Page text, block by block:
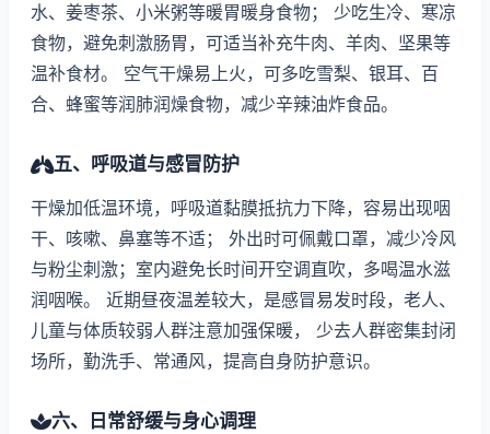
水、姜枣茶、小米粥等暖胃暖身食物； 少吃生冷、寒凉
食物，避免刺激肠胃，可适当补充牛肉、羊肉、坚果等
温补食材。 空气干燥易上火，可多吃雪梨、银耳、百
合、蜂蜜等润肺润燥食物，减少辛辣油炸食品。
五、呼吸道与感冒防护
干燥加低温环境，呼吸道黏膜抵抗力下降，容易出现咽
干、咳嗽、鼻塞等不适； 外出时可佩戴口罩，减少冷风
与粉尘刺激；室内避免长时间开空调直吹，多喝温水滋
润咽喉。 近期昼夜温差较大，是感冒易发时段，老人、
儿童与体质较弱人群注意加强保暖， 少去人群密集封闭
场所，勤洗手、常通风，提高自身防护意识。
六、日常舒缓与身心调理